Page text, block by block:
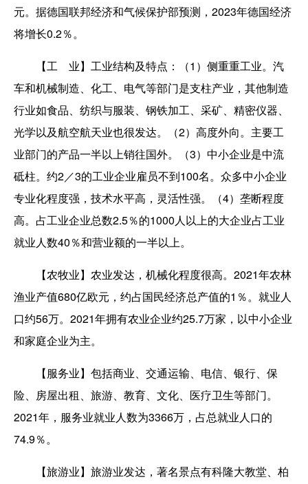
元。据德国联邦经济和气候保护部预测，2023年德国经济
将增长0.2％。
【工 业】工业结构及特点：（1）侧重重工业。汽
车和机械制造、化工、电气等部门是支柱产业，其他制造
行业如食品、纺织与服装、钢铁加工、采矿、精密仪器、
光学以及航空航天业也很发达。（2）高度外向。主要工
业部门的产品一半以上销往国外。（3）中小企业是中流
砥柱。约2／3的工业企业雇员不到100名。众多中小企业
专业化程度强，技术水平高，灵活性强。（4）垄断程度
高。占工业企业总数2.5％的1000人以上的大企业占工业
就业人数40％和营业额的一半以上。
【农牧业】农业发达，机械化程度很高。2021年农林
渔业产值680亿欧元，约占国民经济总产值的1％。就业人
口约56万。2021年拥有农业企业约25.7万家，以中小企业
和家庭企业为主。
【服务业】包括商业、交通运输、电信、银行、保
险、房屋出租、旅游、教育、文化、医疗卫生等部门。
2021年，服务业就业人数为3366万，占总就业人口的
74.9％。
【旅游业】旅游业发达，著名景点有科隆大教堂、柏